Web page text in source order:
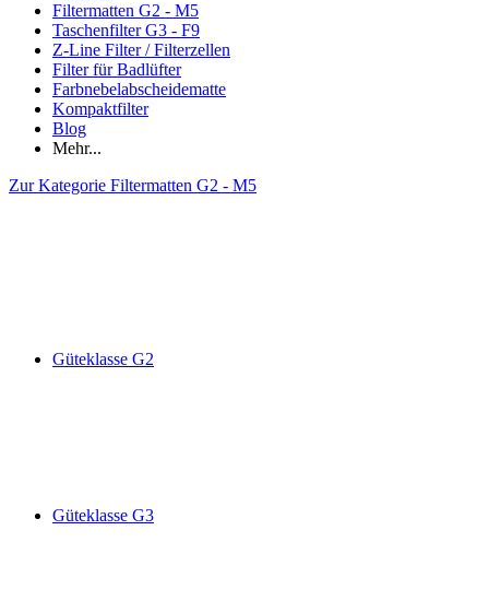
Filtermatten G2 - M5
Taschenfilter G3 - F9
Z-Line Filter / Filterzellen
Filter für Badlüfter
Farbnebelabscheidematte
Kompaktfilter
Blog
Mehr...
Zur Kategorie Filtermatten G2 - M5
Güteklasse G2
Güteklasse G3